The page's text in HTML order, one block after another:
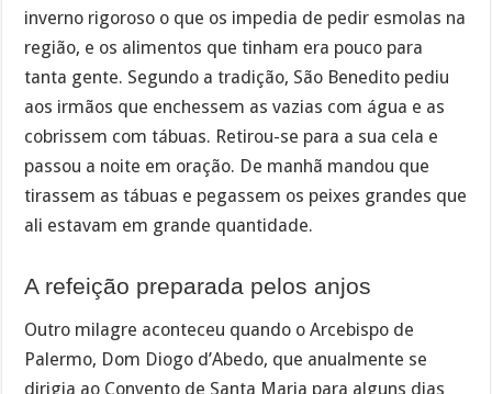
inverno rigoroso o que os impedia de pedir esmolas na
região, e os alimentos que tinham era pouco para
tanta gente. Segundo a tradição, São Benedito pediu
aos irmãos que enchessem as vazias com água e as
cobrissem com tábuas. Retirou-se para a sua cela e
passou a noite em oração. De manhã mandou que
tirassem as tábuas e pegassem os peixes grandes que
ali estavam em grande quantidade.
A refeição preparada pelos anjos
Outro milagre aconteceu quando o Arcebispo de
Palermo, Dom Diogo d’Abedo, que anualmente se
dirigia ao Convento de Santa Maria para alguns dias